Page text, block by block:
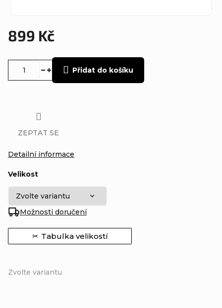
899 Kč
Zvolte variantu
Velikost
Možnosti doručení
Tabulka velikostí
Přidat do košíku
Detailní informace
ZEPTAT SE